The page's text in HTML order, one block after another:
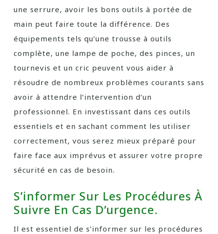
une serrure, avoir les bons outils à portée de
main peut faire toute la différence. Des
équipements tels qu’une trousse à outils
complète, une lampe de poche, des pinces, un
tournevis et un cric peuvent vous aider à
résoudre de nombreux problèmes courants sans
avoir à attendre l’intervention d’un
professionnel. En investissant dans ces outils
essentiels et en sachant comment les utiliser
correctement, vous serez mieux préparé pour
faire face aux imprévus et assurer votre propre
sécurité en cas de besoin.
S’informer Sur Les Procédures À
Suivre En Cas D’urgence.
Il est essentiel de s’informer sur les procédures